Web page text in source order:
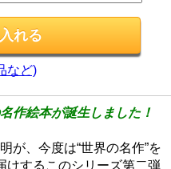
など)
作絵本が誕生しました！
が、今度は“世界の名作”を
けするこのシリーズ第二弾